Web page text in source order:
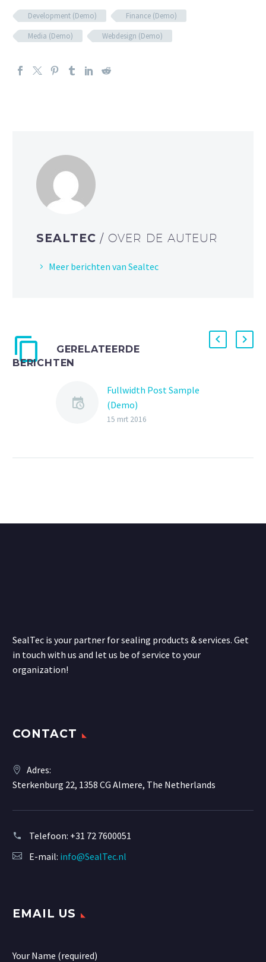
Development (Demo)
Finance (Demo)
Media (Demo)
Webdesign (Demo)
SEALTEC / OVER DE AUTEUR
Meer berichten van Sealtec
GERELATEERDE
BERICHTEN
Fullwidth Post Sample
(Demo)
15 mrt 2016
SealTec is your partner for sealing products & services. Get
in touch with us and let us be of service to your
organization!
CONTACT
Adres:
Sterkenburg 22, 1358 CG Almere, The Netherlands
Telefoon: +31 72 7600051
E-mail: info@SealTec.nl
EMAIL US
Your Name (required)